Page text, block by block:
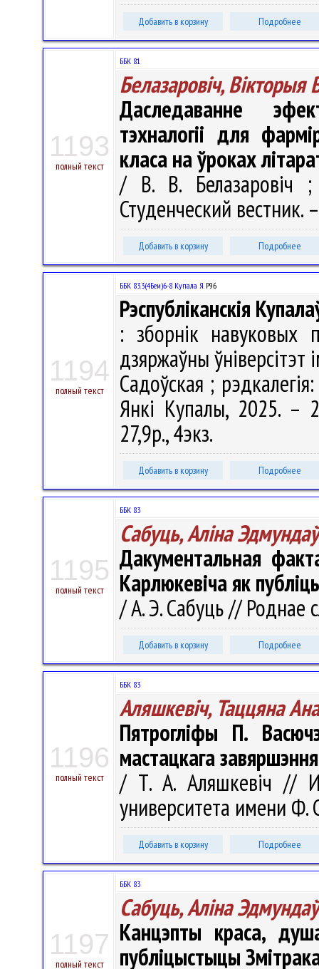
Добавить в корзину Подробнее
1193
полный текст
ББК 81
Белазаровіч, Вікторыя
Даследаванне
тэхналогіі для
класа на ўроках
/ В. В. Белазаровіч
Студенческий
Добавить в корзину Подробнее
1194
полный текст
ББК 83.3(4Беи)6-8 Купала Я.Р96
Рэспубліканскія
: зборнік навуковых
дзяржаўны
Садоўская ;
Янкі Купалы, 2025. –
27,9р., 4экз.
Добавить в корзину Подробнее
1195
полный текст
ББК 83
Сабуць, Аліна
Дакументальная
Карлюкевіча як
/ А. Э. Сабуць // Роднае
Добавить в корзину Подробнее
1196
полный текст
ББК 83
Аляшкевіч, Таццяна
Пятрогліфы П.
мастацкага завяршэння
/ Т. А. Аляшкевіч //
университета имени
Добавить в корзину Подробнее
1197
полный текст
ББК 83
Сабуць, Аліна
Канцэпты краса,
публіцыстыцы